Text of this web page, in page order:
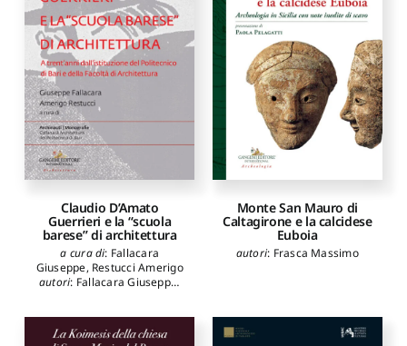
Claudio D’Amato
Guerrieri e la “scuola
barese” di architettura
a cura di: Fallacara
Giuseppe, Restucci Amerigo
autori: Fallacara Giuseppe,
Eugenio, Ruggiero Umberto
Portoghesi Paolo,Acocella
Monte San Mauro di
Caltagirone e la calcidese
Euboia
autori: Frasca Massimo